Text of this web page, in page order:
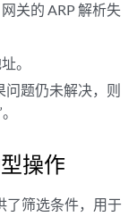
关的 ARP 解析失
。
题仍未解决，则
操作
了筛选条件，用于